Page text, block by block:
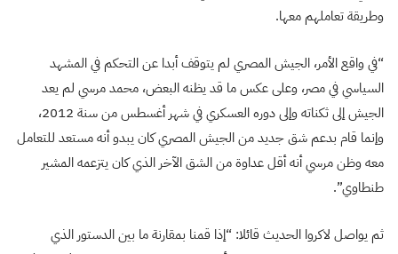
وطريقة تعاملهم معها.
“في واقع الأمر، الجيش المصري لم يتوقف أبدا عن التحكم في المشهد
السياسي في مصر، وعلى عكس ما قد يظنه البعض، محمد مرسي لم يعد
الجيش إلى ثكناته وإلى دوره العسكري في شهر أغسطس من سنة 2012،
وإنما قام بدعم شق جديد من الجيش المصري كان يبدو أنه مستعد للتعامل
معه وظن مرسي أنه أقل عداوة من الشق الآخر الذي كان يتزعمه المشير
طنطاوي”.
ثم يواصل لاكروا الحديث قائلا: “إذا قمنا بمقارنة ما بين الدستور الذي